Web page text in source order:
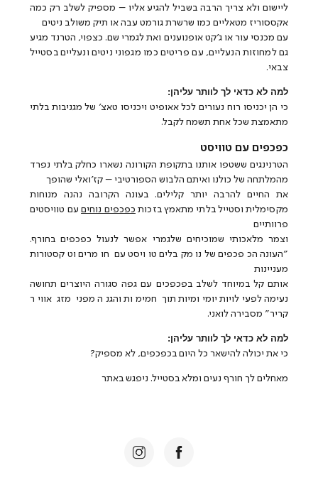
ליישום ולא צריך הרבה בשביל להגיע אליו – מספיק לשלב רק כמה
אקססוריז מטאליים כמו שרשרת גורמט עבה או תיק משולב ניטים
עם מכנסי עור או ג'קט אופנוענים ואת לגמרי שם. כצפוי, הטרנד מגיע
גם למחוזות הנעליים, עם פריטים כמו מגפוני ניטים ונעליים בסטייל
צבאי.
למה לא כדאי לך לוותר עליהן:
כי הן יכניסו רוח נעורים לכל אאופיט ויכניסו טאצ' של מגניבות בלתי
מתאמצת שכל אחת תשמח לקבל.
כפכפים עם טוויסט
הטרנינגים ששטפו אותנו בתקופת הקורונה נשארו כחלק בלתי נפרד
מהמלתחה של כולנו ואיתם הלבוש הספורטיבי – קז'ואלי שהופך
את החיים להרבה יותר קלילים. בעונה הקרובה נהנה מנוחות
מקסימלית וסטייל בלתי מתאמץ בזכות כפכפים נוחיםעם טוויסטים
פרוותיים
וצמר מלאכותי שמוכיחים שלגמרי אפשר לנעול כפכפים בחורף.
"העונה הכפכפים שלנו מקבלים טוויסט עם חומרים וטקסטורות
מעניינות
אותם קל במיוחד לשלב בפכפכים עם גפה סגורה היוצרים תחושה
נעימה לפעילויות יומיומיות תוך חמימות והגנה מפני מזג אוויר
קריר" מסבירה לואני.
למה לא כדאי לך לוותר עליהן:
כי את יכולה להישאר כל היום בכפכפים, לא מספיק?
מאחלים לך חורף נעים ומלא בסטייל. ניפגש באתר